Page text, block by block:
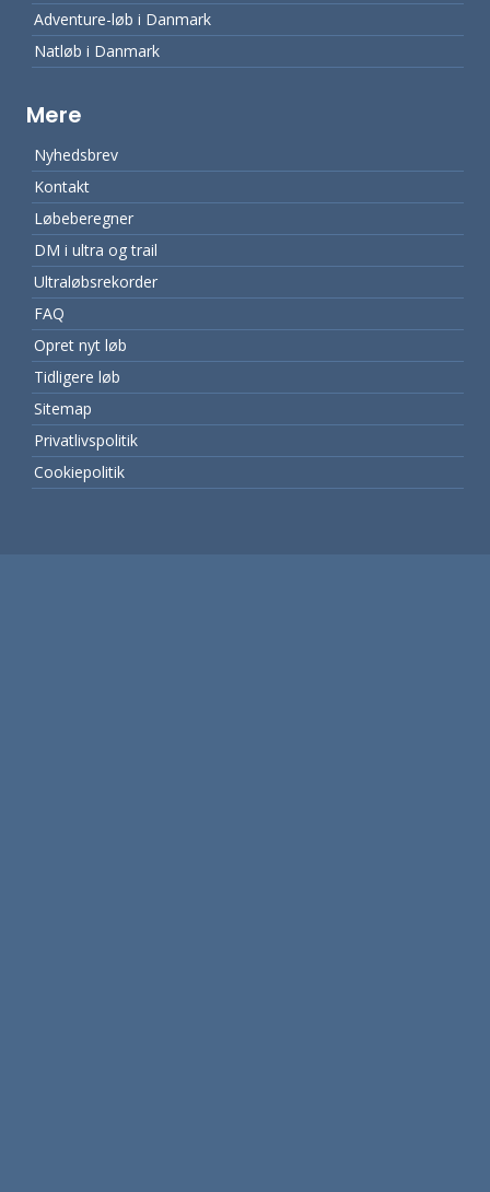
Adventure-løb i Danmark
Natløb i Danmark
Mere
Nyhedsbrev
Kontakt
Løbeberegner
DM i ultra og trail
Ultraløbsrekorder
FAQ
Opret nyt løb
Tidligere løb
Sitemap
Privatlivspolitik
Cookiepolitik